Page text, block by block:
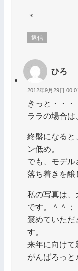
＊
返信
ひろ
2012年9月29日
きっと・・・
ララの場合は
終盤になると
ン低め。
でも、モデ
落ち着きを醸
私の写真は、
です。＾＾；
褒めていただ
す。
来年に向けて
がんばろっと